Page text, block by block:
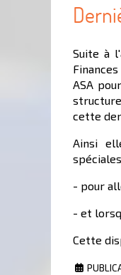
Suite à
ASA
cette
Ainsi
- pour
- et
Cette